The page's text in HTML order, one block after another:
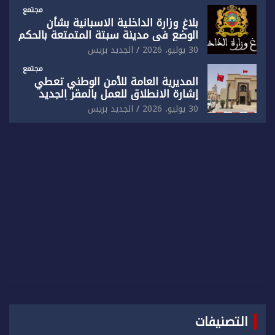
مجتمع
بلاغ وزارة الداخلية الاسبانية بشأن
الوضع في مدينة سبتة المتمتعة بالحكم
الذاتي
30 يوليو، 2026 الجديد بريس
مجتمع
المديرية العامة للأمن الوطني تعطي
إشارة الانطلاق للعمل بالمقر الجديد
للدائرة الثالثة للشرطة بولاية أمن العيون
30 يوليو، 2026 الجديد بريس
التصنيفات